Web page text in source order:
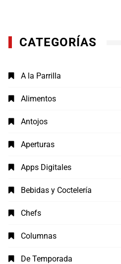
CATEGORÍAS
A la Parrilla
Alimentos
Antojos
Aperturas
Apps Digitales
Bebidas y Coctelería
Chefs
Columnas
De Temporada